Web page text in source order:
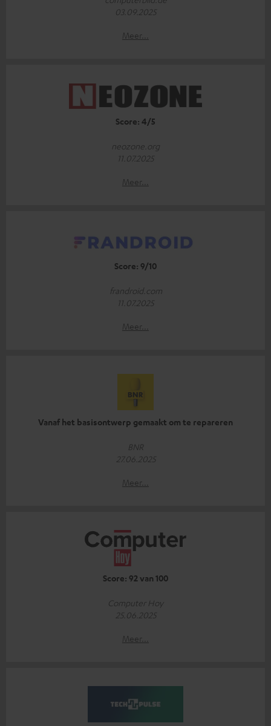
03.09.2025
Meer...
Score: 4/5
neozone.org
11.07.2025
Meer...
Score: 9/10
frandroid.com
11.07.2025
Meer...
Vanaf het basisontwerp gemaakt om te repareren
BNR
27.06.2025
Meer...
Score: 92 van 100
Computer Hoy
25.06.2025
Meer...